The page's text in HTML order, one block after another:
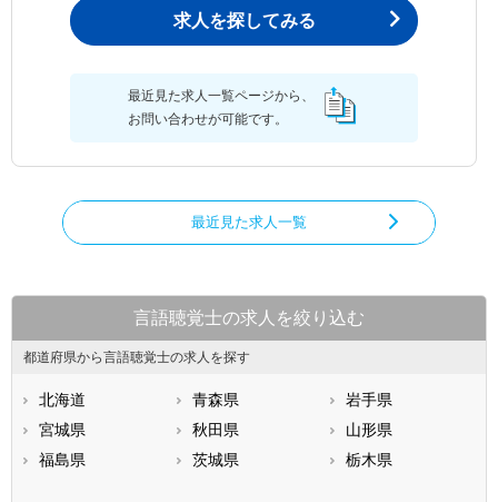
求人を探してみる
最近見た求人一覧ページから、
お問い合わせが可能です。
最近見た求人一覧
言語聴覚士の求人を絞り込む
都道府県から言語聴覚士の求人を探す
北海道 青森県
岩手県
宮城県
秋田県
山形県
福島県
茨城県
栃木県